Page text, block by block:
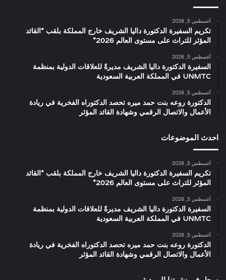
أغسطس 5, 2026
تكريم السفيرة الدكتورة داليا الشريف خارج المملكة بلقب “القائد
المؤثر للتراث على مستوى العالم 2026”
أغسطس 5, 2026
السفيرة الدكتورة داليا الشريف مديرةً للعلاقات الدولية بمنظمة
UNMTC في المملكة العربية السعودية
أغسطس 5, 2026
الدكتورة روعه بنت حمد ميره تحصد الدكتوراه الفخرية في ريادة
الأعمال والاتصال الرقمي وشهادة القائد المؤثر
احدث الموضوعات
أغسطس 5, 2026
تكريم السفيرة الدكتورة داليا الشريف خارج المملكة بلقب “القائد
المؤثر للتراث على مستوى العالم 2026”
أغسطس 5, 2026
السفيرة الدكتورة داليا الشريف مديرةً للعلاقات الدولية بمنظمة
UNMTC في المملكة العربية السعودية
أغسطس 5, 2026
الدكتورة روعه بنت حمد ميره تحصد الدكتوراه الفخرية في ريادة
الأعمال والاتصال الرقمي وشهادة القائد المؤثر